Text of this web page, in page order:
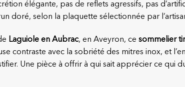
élégante, pas de reflets agressifs, pas
doré, selon la plaquette sélectionnée par
Laguiole en Aubrac, en Aveyron, ce sommelier
contraste avec la sobriété des mitres inox, et
Une pièce à offrir à qui sait apprécier ce qui